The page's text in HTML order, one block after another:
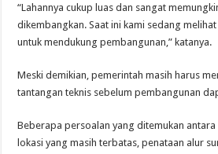
“Lahannya cukup luas dan sangat
dikembangkan. Saat ini kami sedang
untuk mendukung pembangunan,” katanya.
Meski demikian, pemerintah masih harus
tantangan teknis sebelum pembangunan
Beberapa persoalan yang ditemukan antara
lokasi yang masih terbatas, penataan alur